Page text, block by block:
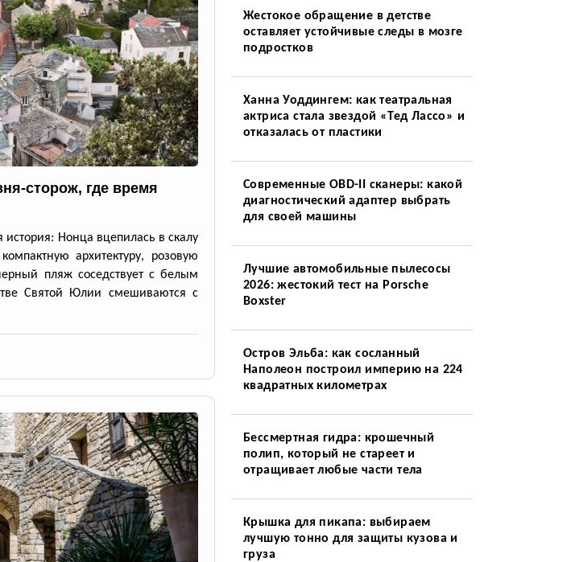
сторож, где время
история: Нонца вцепилась в скалу
архитектуру, розовую
пляж соседствует с белым
Святой Юлии смешиваются с
Жестокое обращение в детстве
оставляет устойчивые следы в мозге
подростков
Ханна Уоддингем: как театральная
актриса стала звездой «Тед Лассо» и
отказалась от пластики
Современные OBD-II сканеры: какой
диагностический адаптер выбрать
для своей машины
Лучшие автомобильные пылесосы
2026: жестокий тест на Porsche
Boxster
Остров Эльба: как сосланный
Наполеон построил империю на 224
квадратных километрах
Бессмертная гидра: крошечный
полип, который не стареет и
отращивает любые части тела
Крышка для пикапа: выбираем
лучшую тонно для защиты кузова и
груза